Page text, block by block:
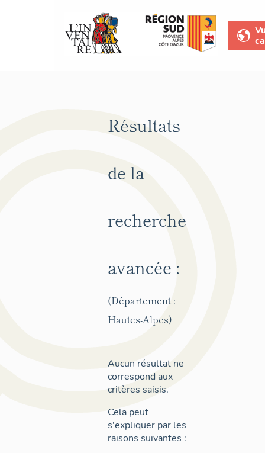
Résultats
de la
recherche
avancée :
(Département :
Hautes-Alpes)
Aucun résultat ne
correspond aux
critères saisis.
Cela peut
s'expliquer par les
raisons suivantes :